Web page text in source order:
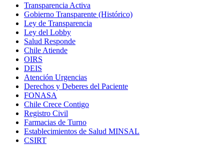
Transparencia Activa
Gobierno Transparente (Histórico)
Ley de Transparencia
Ley del Lobby
Salud Responde
Chile Atiende
OIRS
DEIS
Atención Urgencias
Derechos y Deberes del Paciente
FONASA
Chile Crece Contigo
Registro Civil
Farmacias de Turno
Establecimientos de Salud MINSAL
CSIRT